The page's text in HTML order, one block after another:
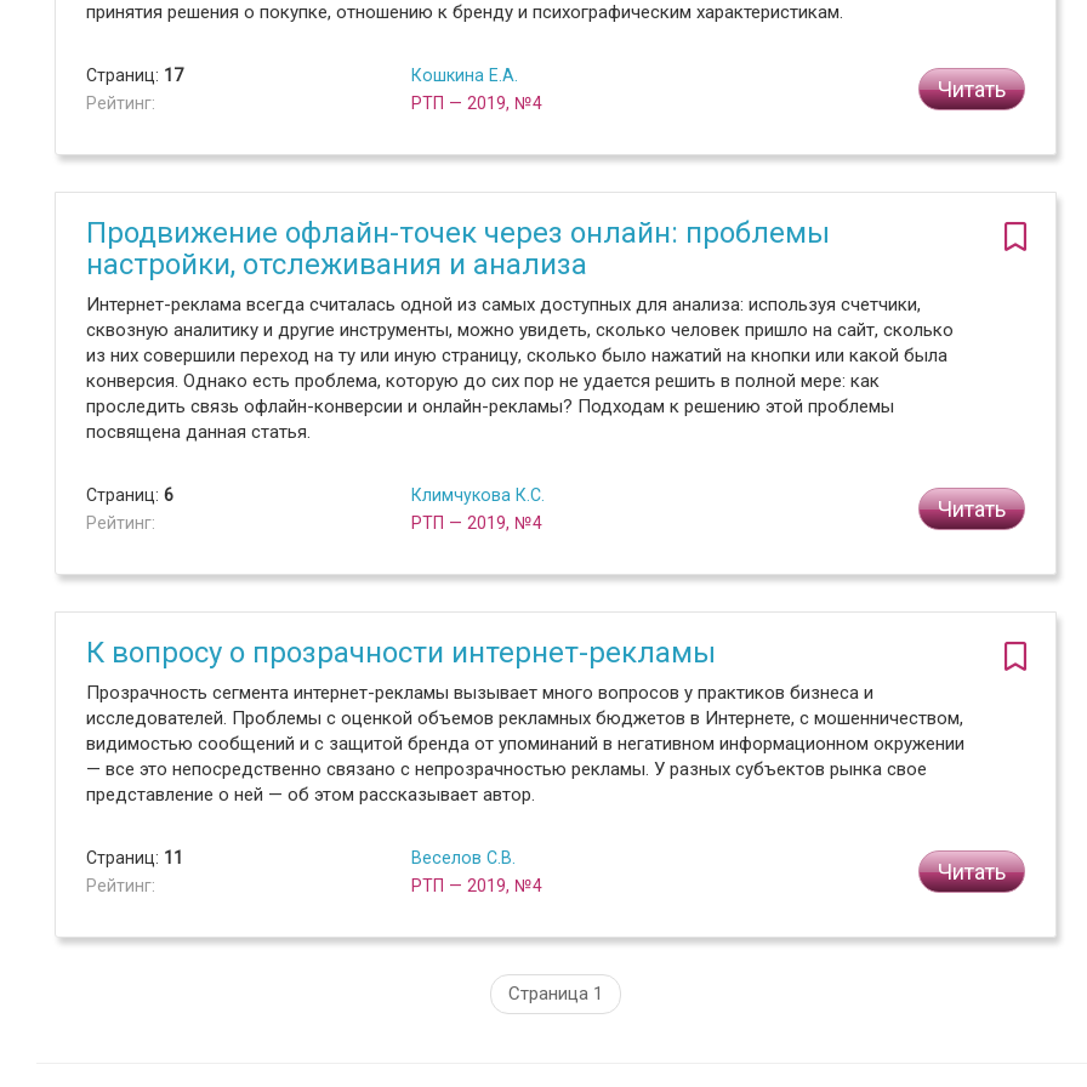
принятия решения о покупке, отношению к бренду и психографическим характеристикам.
Страниц: 17
Рейтинг:
Кошкина Е.А.
РТП — 2019, №4
Читать
Продвижение офлайн-точек через онлайн: проблемы
настройки, отслеживания и анализа
Интернет-реклама всегда считалась одной из самых доступных для анализа: используя счетчики,
сквозную аналитику и другие инструменты, можно увидеть, сколько человек пришло на сайт, сколько
из них совершили переход на ту или иную страницу, сколько было нажатий на кнопки или какой была
конверсия. Однако есть проблема, которую до сих пор не удается решить в полной мере: как
проследить связь офлайн-конверсии и онлайн-рекламы? Подходам к решению этой проблемы
посвящена данная статья.
Страниц: 6
Рейтинг:
Климчукова К.С.
РТП — 2019, №4
Читать
К вопросу о прозрачности интернет-рекламы
Прозрачность сегмента интернет-рекламы вызывает много вопросов у практиков бизнеса и
исследователей. Проблемы с оценкой объемов рекламных бюджетов в Интернете, с мошенничеством,
видимостью сообщений и с защитой бренда от упоминаний в негативном информационном окружении
— все это непосредственно связано с непрозрачностью рекламы. У разных субъектов рынка свое
представление о ней — об этом рассказывает автор.
Страниц: 11
Рейтинг:
Веселов С.В.
РТП — 2019, №4
Читать
Страница 1